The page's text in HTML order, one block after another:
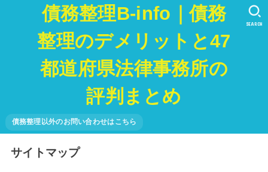
債務整理B-info｜債務
整理のデメリットと47
都道府県法律事務所の
評判まとめ
債務整理以外のお問い合わせはこちら
SEARCH
サイトマップ